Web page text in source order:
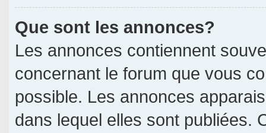
Que sont les annonces?
Les annonces contiennent
concernant le forum que vous
possible. Les annonces
dans lequel elles sont publiées.